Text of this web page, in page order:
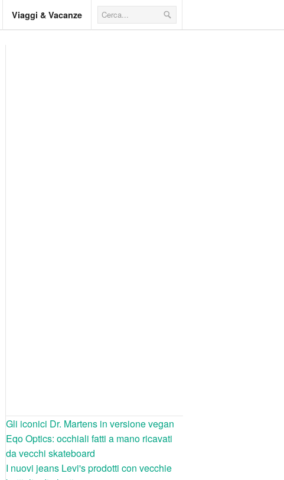
Viaggi & Vacanze
Gli iconici Dr. Martens in versione vegan
Eqo Optics: occhiali fatti a mano ricavati
da vecchi skateboard
I nuovi jeans Levi's prodotti con vecchie